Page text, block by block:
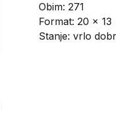
Obim: 271
Format: 20 x 13
Stanje: vrlo